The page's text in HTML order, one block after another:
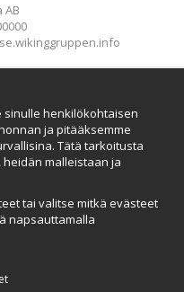
AB
Tilaa
sinulle henkilökohtaisen
ja pitääksemme
Tätä tarkoitusta
malleistaan ​​ja
tai valitse mitkä evästeet
napsauttamalla